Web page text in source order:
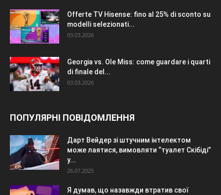
Offerte TV Hisense: fino al 25% di sconto su
modelli selezionati...
03.03.2026
Georgia vs. Ole Miss: come guardare i quarti
di finale del...
03.03.2026
ПОПУЛЯРНІ ПОВІДОМЛЕННЯ
Дарт Вейдер зі штучним інтелектом
може лаятися, вимовляти “туалет Скібіді”
у...
26.07.2025
Я думав, що назавжди втратив свої